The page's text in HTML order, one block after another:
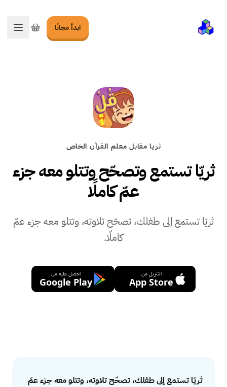
ابدأ مجانًا تبديل
ثريا مقابل معلم القرآن الخاص
ثريّا تستمع وتصحّح وتتلو معه جزء
عمّ كاملًا
ثريّا تستمع إلى طفلك، تصحّح تلاوته، وتتلو معه جزء عمّ
كاملًا.
التنزيل من
App Store
احصل عليه من
Google Play
Answer
ثريّا تستمع إلى طفلك، تصحّح تلاوته، وتتلو معه جزء عمّ